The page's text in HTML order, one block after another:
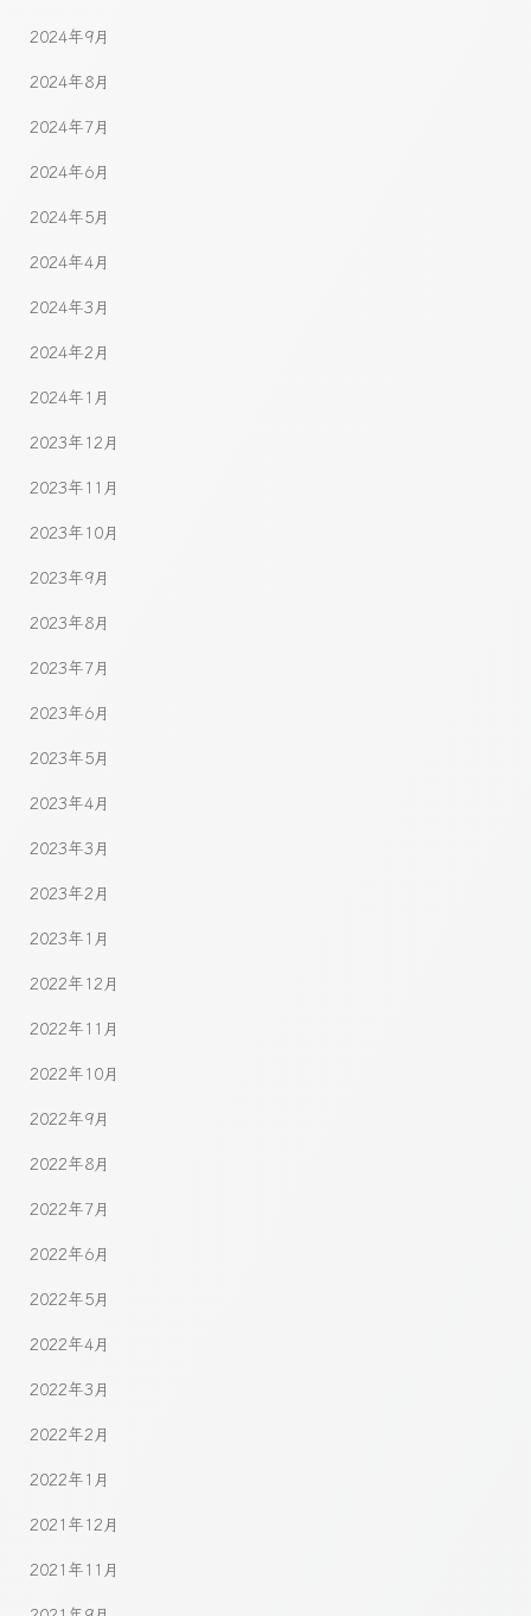
2024年9月
2024年8月
2024年7月
2024年6月
2024年5月
2024年4月
2024年3月
2024年2月
2024年1月
2023年12月
2023年11月
2023年10月
2023年9月
2023年8月
2023年7月
2023年6月
2023年5月
2023年4月
2023年3月
2023年2月
2023年1月
2022年12月
2022年11月
2022年10月
2022年9月
2022年8月
2022年7月
2022年6月
2022年5月
2022年4月
2022年3月
2022年2月
2022年1月
2021年12月
2021年11月